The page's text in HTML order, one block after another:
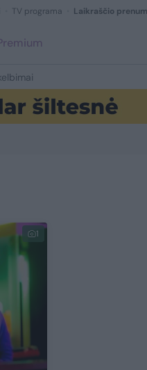
TV programa Laikraščio
1